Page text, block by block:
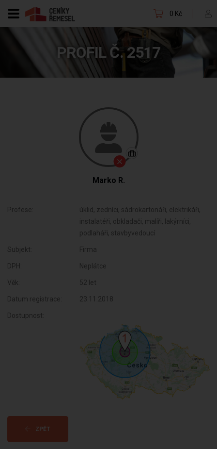
0 Kč
PROFIL Č. 2517
Marko R.
Profese:
úklid, zedníci, sádrokartonáři, elektrikáři,
instalatéři, obkladači, malíři, lakýrníci,
podlaháři, stavbyvedoucí
Subjekt: Firma
DPH: Neplátce
Věk: 52 let
Datum registrace: 23.11.2018
Dostupnost:
ZPĚT